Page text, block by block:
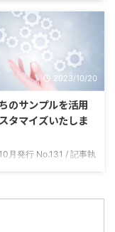
かがパッとわかる表にし
品予定表です。 製作補
数ごとに、今日発送した
いつ届くかがわかるよう
います。 納品予定表の
からの発送はクロネコ
使用しています。納品
、発送日の「翌日到着エ
「翌々日到着エリア
類を用意しています。
2023/10/20
のサンプルを活用
タマイズいたしま
月発行 No.131 / 記事執
込みが進んでおりますの
理などにはお気をつけて
。また医院様に置かれま